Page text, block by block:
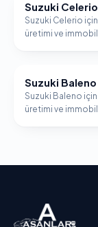
SUZUKI
Suzuki
Suzuki Celerio
üretimi ve
SUZUKI
Suzuki
Suzuki Baleno
üretimi ve